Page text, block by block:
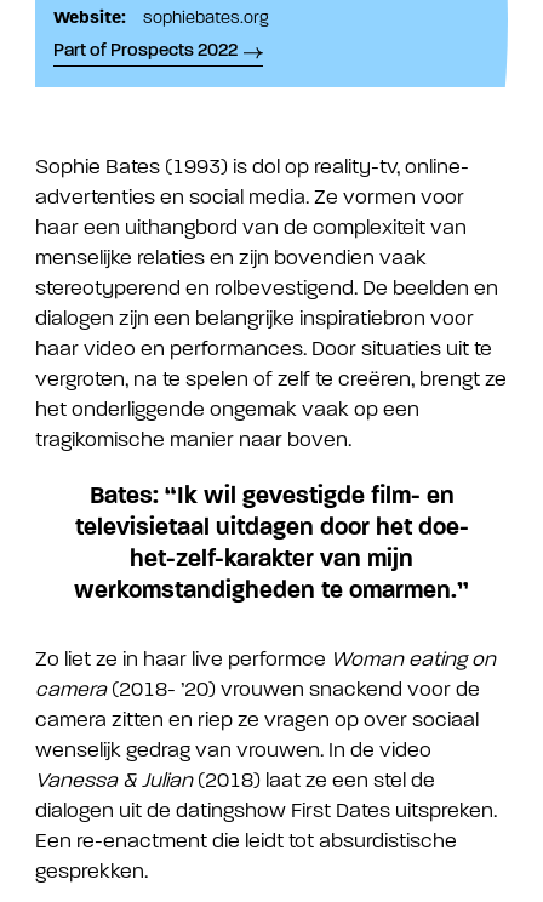
Website:
sophiebates.org
Part of Prospects 2022
Sophie Bates (1993) is dol op reality-tv, online-
advertenties en social media. Ze vormen voor
haar een uithangbord van de complexiteit van
menselijke relaties en zijn bovendien vaak
stereotyperend en rolbevestigend. De beelden en
dialogen zijn een belangrijke inspiratiebron voor
haar video en performances. Door situaties uit te
vergroten, na te spelen of zelf te creëren, brengt ze
het onderliggende ongemak vaak op een
tragikomische manier naar boven.
Bates: “Ik wil gevestigde film- en
televisietaal uitdagen door het doe-
het-zelf-karakter van mijn
werkomstandigheden te omarmen.”
Zo liet ze in haar live performce Woman eating on
camera(2018- ’20) vrouwen snackend voor de
camera zitten en riep ze vragen op over sociaal
wenselijk gedrag van vrouwen. In de video
Vanessa & Julian(2018) laat ze een stel de
dialogen uit de datingshow First Dates uitspreken.
Een re-enactment die leidt tot absurdistische
gesprekken.